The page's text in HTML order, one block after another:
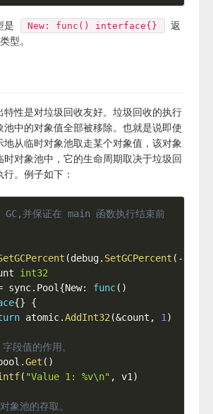
是 New: func() interface{}
返
类型。
特性是对垃圾回收友好。垃圾回收的执行
池中的对象值全部被移除。也就是说即使
地从临时对象池取走某个对象值，该对象
时对象池中，它的生命周期取决于垃圾回
。例子如下：
并保证在 main 函数执行结束前
(debug. SetGCPercent ( -
int32
sync. Pool {New: func( )
{}
{
atomic.AddInt32 (&count , 1 )
段值的作用。
.Get ( )
( "Value 1: %v\n" , v1 )
象池的存取。